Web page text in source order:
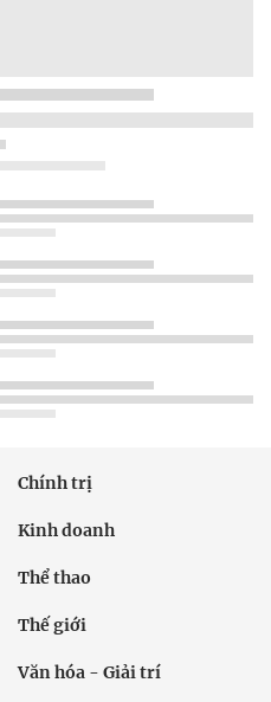
Chính trị
Kinh doanh
Thể thao
Thế giới
Văn hóa - Giải trí